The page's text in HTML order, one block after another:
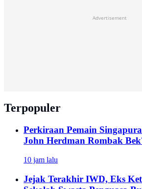
Advertisement
Terpopuler
Perkiraan Pemain
John Herdman Rombak
10 jam lalu
Jejak Terakhir IWD, Eks